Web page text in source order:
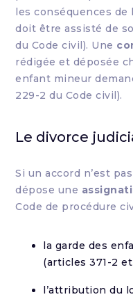
les conséquences de
doit être assisté de
du Code civil). Une
rédigée et déposée
enfant mineur
229-2 du Code civil).
Le divorce
Si un accord n’est
dépose une
Code de procédure
la garde des
(articles 371-2
l’attribution du